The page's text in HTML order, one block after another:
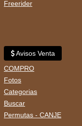
Freerider
Avisos Venta
COMPRO
Fotos
Categorias
Buscar
Permutas - CANJE